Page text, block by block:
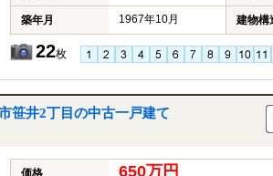
築年月 1967年10月 建物構
22枚
笹井2丁目の中古一戸建て
価格 650万円